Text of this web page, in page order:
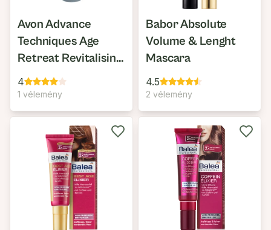
Avon Advance
Techniques Age
Retreat Revitalising
Treatment
4
1 vélemény
Babor Absolute
Volume & Lenght
Mascara
4.5
2 vélemény